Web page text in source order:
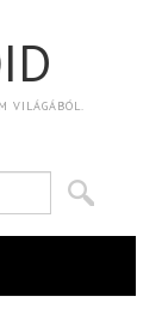
VILÁGÁBÓL.